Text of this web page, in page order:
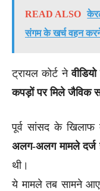
READ ALSO
संगम के खर्च वहन
ट्रायल कोर्ट ने
कपड़ों पर मिले जैविक
पूर्व सांसद के
अलग-अलग मामले दर्ज
थी।
ये मामले तब सामने